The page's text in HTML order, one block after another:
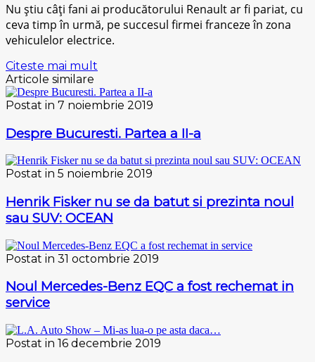
Nu știu câți fani ai producătorului Renault ar fi pariat, cu
ceva timp în urmă, pe succesul firmei franceze în zona
vehiculelor electrice.
Citeste mai mult
Articole similare
Postat in 7 noiembrie 2019
Despre Bucuresti. Partea a II-a
Postat in 5 noiembrie 2019
Henrik Fisker nu se da batut si prezinta noul
sau SUV: OCEAN
Postat in 31 octombrie 2019
Noul Mercedes-Benz EQC a fost rechemat in
service
Postat in 16 decembrie 2019